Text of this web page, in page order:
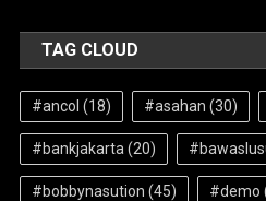
TAG CLOUD
#ancol (18) #asahan (30)
#bankjakarta (20)
#bobbynasution (45) #demo